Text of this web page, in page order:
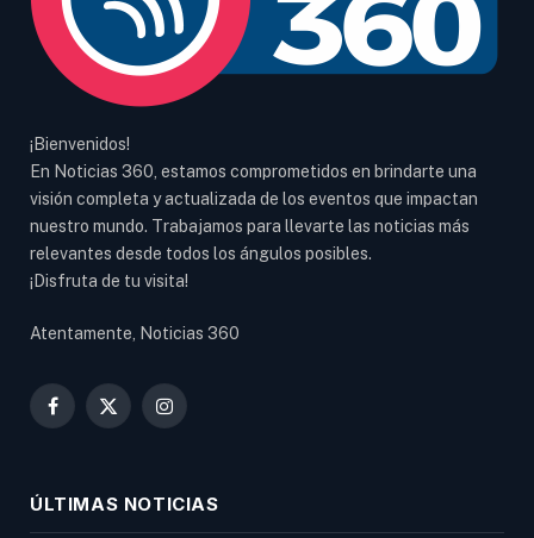
¡Bienvenidos!
En Noticias 360, estamos comprometidos en brindarte una
visión completa y actualizada de los eventos que impactan
nuestro mundo. Trabajamos para llevarte las noticias más
relevantes desde todos los ángulos posibles.
¡Disfruta de tu visita!
Atentamente, Noticias 360
Facebook
X
Instagram
ÚLTIMAS NOTICIAS